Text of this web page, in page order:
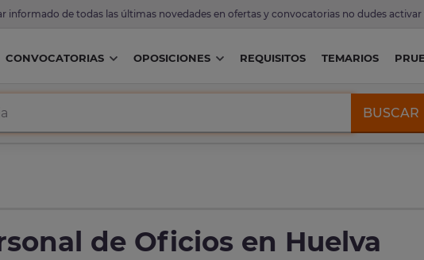
informado de todas las últimas novedades en ofertas y convocatorias no dudes activar
CONVOCATORIAS OPOSICIONES REQUISITOS TEMARIOS
BUSCAR
de Oficios en Huelva